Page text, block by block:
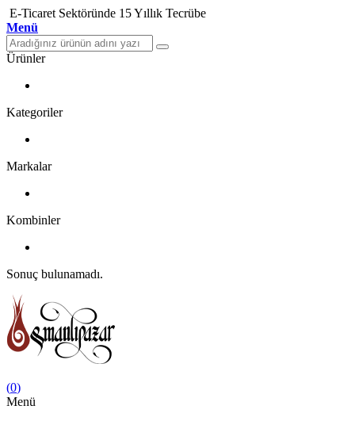
E-Ticaret Sektöründe 15 Yıllık Tecrübe
Menü
Ürünler
Kategoriler
Markalar
Kombinler
Sonuç bulunamadı.
(0)
Menü